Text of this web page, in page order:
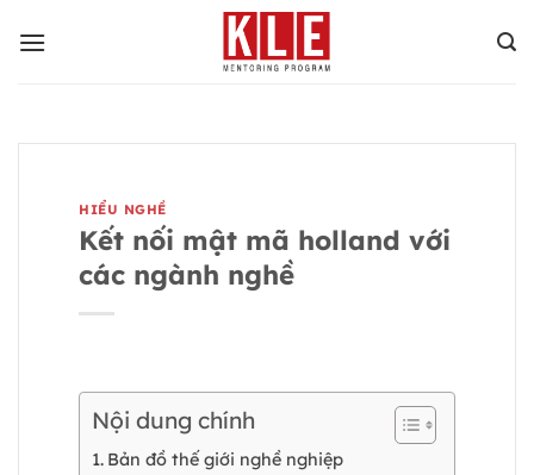
qua
HIỂU NGHỀ
Kết nối mật mã holland với
các ngành nghề
Nội dung chính
Bản đồ thế giới nghề nghiệp